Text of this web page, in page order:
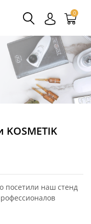
0
посетили наш стенд